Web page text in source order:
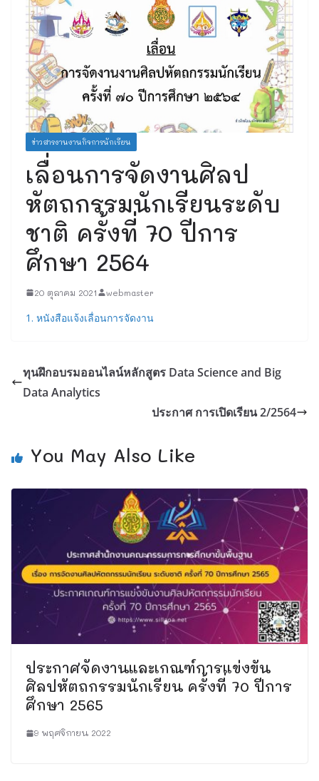
ข่าวสารงานงานกิจการนักเรียน
เลื่อนการจัดงานศิลป
หัตถกรรมนักเรียนระดับ
ชาติ ครั้งที่ 70 ปีการ
ศึกษา 2564
20 ตุลาคม 2021 webmaster
1. หนังสือแจ้งเลื่อนการจัดงาน
ทุนฝึกอบรมออนไลน์หลักสูตร Data Science and Big
Data Analytics
ประกาศ การเปิดเรียน 2/2564
You May Also Like
ประกาศจัดงานและเกณฑ์การแข่งขัน
ศิลปหัตถกรรมนักเรียน ครั้งที่ 70 ปีการ
ศึกษา 2565
9 พฤศจิกายน 2022